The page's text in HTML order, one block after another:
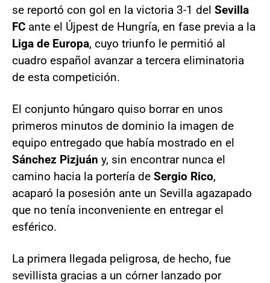
se reportó con gol en la victoria 3-1 del Sevilla
FC ante el Újpest de Hungría, en fase previa a la
Liga de Europa, cuyo triunfo le permitió al
cuadro español avanzar a tercera eliminatoria
de esta competición.
El conjunto húngaro quiso borrar en unos
primeros minutos de dominio la imagen de
equipo entregado que había mostrado en el
Sánchez Pizjuán y, sin encontrar nunca el
camino hacia la portería de Sergio Rico,
acaparó la posesión ante un Sevilla agazapado
que no tenía inconveniente en entregar el
esférico.
La primera llegada peligrosa, de hecho, fue
sevillista gracias a un córner lanzado por